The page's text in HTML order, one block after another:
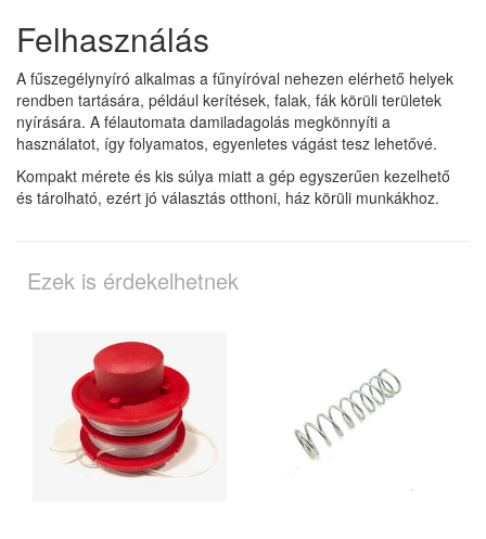
Felhasználás
A fűszegélynyíró alkalmas a fűnyíróval nehezen elérhető helyek
rendben tartására, például kerítések, falak, fák körüli területek
nyírására. A félautomata damiladagolás megkönnyíti a
használatot, így folyamatos, egyenletes vágást tesz lehetővé.
Kompakt mérete és kis súlya miatt a gép egyszerűen kezelhető
és tárolható, ezért jó választás otthoni, ház körüli munkákhoz.
Ezek is érdekelhetnek